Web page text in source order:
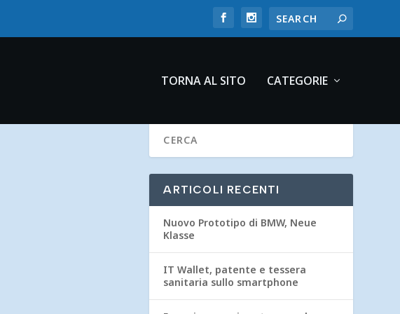
TORNA AL SITO CATEGORIE
ARTICOLI RECENTI
Nuovo Prototipo di BMW, Neue
Klasse
IT Wallet, patente e tessera
sanitaria sullo smartphone